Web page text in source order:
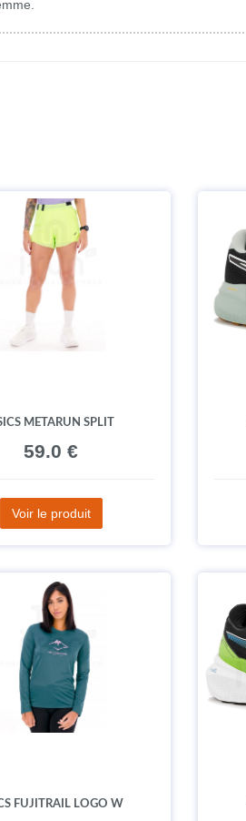
METARUN SPLIT
59.0 €
Voir le produit
FUJITRAIL LOGO W